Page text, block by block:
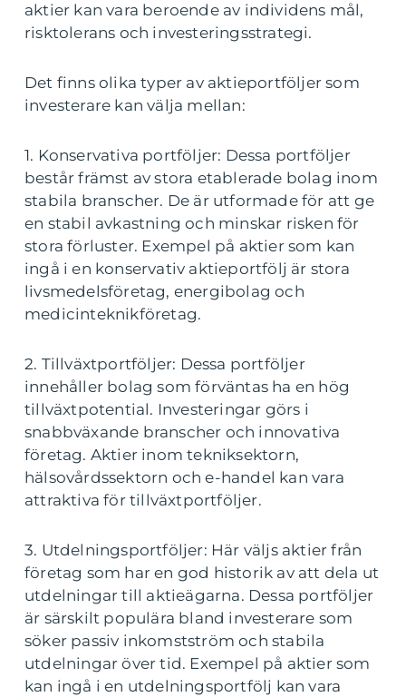
aktier kan vara beroende av individens mål,
risktolerans och investeringsstrategi.
Det finns olika typer av aktieportföljer som
investerare kan välja mellan:
1. Konservativa portföljer: Dessa portföljer
består främst av stora etablerade bolag inom
stabila branscher. De är utformade för att ge
en stabil avkastning och minskar risken för
stora förluster. Exempel på aktier som kan
ingå i en konservativ aktieportfölj är stora
livsmedelsföretag, energibolag och
medicinteknikföretag.
2. Tillväxtportföljer: Dessa portföljer
innehåller bolag som förväntas ha en hög
tillväxtpotential. Investeringar görs i
snabbväxande branscher och innovativa
företag. Aktier inom tekniksektorn,
hälsovårdssektorn och e-handel kan vara
attraktiva för tillväxtportföljer.
3. Utdelningsportföljer: Här väljs aktier från
företag som har en god historik av att dela ut
utdelningar till aktieägarna. Dessa portföljer
är särskilt populära bland investerare som
söker passiv inkomstström och stabila
utdelningar över tid. Exempel på aktier som
kan ingå i en utdelningsportfölj kan vara